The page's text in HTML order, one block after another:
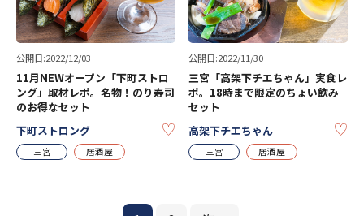
公開日:2022/12/03
11月NEWオープン「下町ストロ
ング」取材レポ。名物！のり寿司
のお得なセット
下町ストロング
KEEP
三宮 居酒屋
公開日:2022/11/30
三宮「高架下チエちゃん」実食レ
ポ。18時まで限定のちょい飲み
セット
高架下チエちゃん
三宮 居酒屋